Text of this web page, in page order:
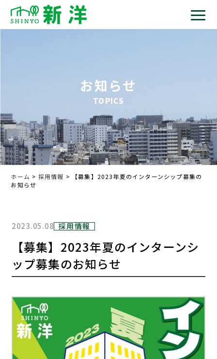
お知らせ
TOPICS
ホーム > 採用情報 > 【募集】2023年夏のインターンシップ募集の
お知らせ
2023.05.08 採用情報
【募集】2023年夏のインターンシ
ップ募集のお知らせ